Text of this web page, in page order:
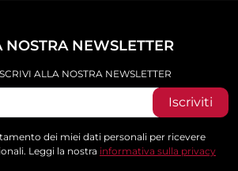
NOSTRA NEWSLETTER
ALLA NOSTRA NEWSLETTER
Iscriviti
dei miei dati personali per ricevere
Leggi la nostra informativa sulla privacy